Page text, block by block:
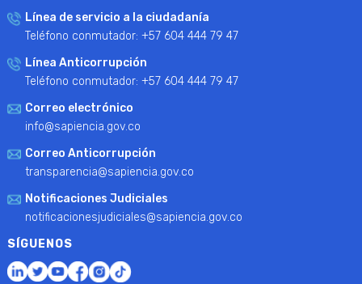
Línea de servicio a la ciudadanía
Teléfono conmutador: +57 604 444 79 47
Línea Anticorrupción
Teléfono conmutador: +57 604 444 79 47
Correo electrónico
info@sapiencia.gov.co
Correo Anticorrupción
transparencia@sapiencia.gov.co
Notificaciones Judiciales
notificacionesjudiciales@sapiencia.gov.co
SÍGUENOS